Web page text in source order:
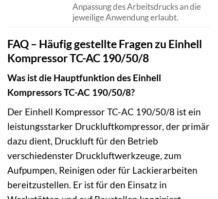
Anpassung des Arbeitsdrucks an die
jeweilige Anwendung erlaubt.
FAQ – Häufig gestellte Fragen zu Einhell
Kompressor TC-AC 190/50/8
Was ist die Hauptfunktion des Einhell
Kompressors TC-AC 190/50/8?
Der Einhell Kompressor TC-AC 190/50/8 ist ein
leistungsstarker Druckluftkompressor, der primär
dazu dient, Druckluft für den Betrieb
verschiedenster Druckluftwerkzeuge, zum
Aufpumpen, Reinigen oder für Lackierarbeiten
bereitzustellen. Er ist für den Einsatz in